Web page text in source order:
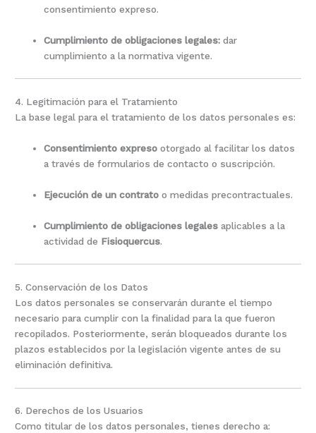
consentimiento expreso.
Cumplimiento de obligaciones legales: dar
cumplimiento a la normativa vigente.
4. Legitimación para el Tratamiento
La base legal para el tratamiento de los datos personales es:
Consentimiento expreso otorgado al facilitar los datos
a través de formularios de contacto o suscripción.
Ejecución de un contrato o medidas precontractuales.
Cumplimiento de obligaciones legales aplicables a la
actividad de Fisioquercus.
5. Conservación de los Datos
Los datos personales se conservarán durante el tiempo
necesario para cumplir con la finalidad para la que fueron
recopilados. Posteriormente, serán bloqueados durante los
plazos establecidos por la legislación vigente antes de su
eliminación definitiva.
6. Derechos de los Usuarios
Como titular de los datos personales, tienes derecho a: